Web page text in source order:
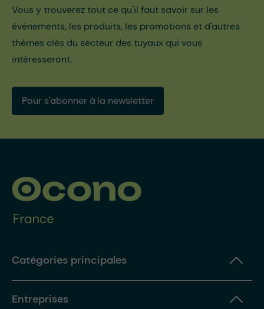
Vous y trouverez tout ce qu'il faut savoir sur les
événements, les produits, les promotions et d'autres
thèmes clés du secteur des tuyaux qui vous
intéresseront.
Pour s'abonner à la newsletter
Catégories principales
Entreprises